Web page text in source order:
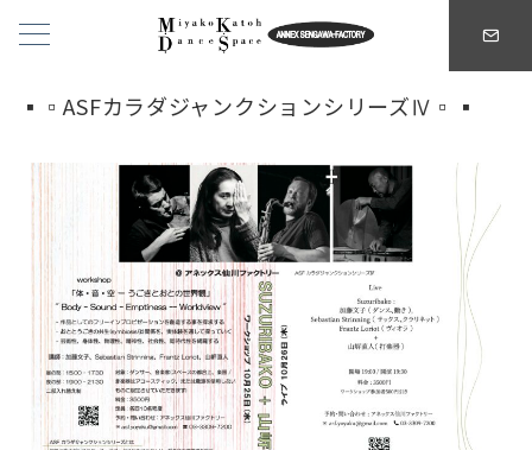
▪️▫️ASFカラダジャンクションシリーズⅣ▫️▪️